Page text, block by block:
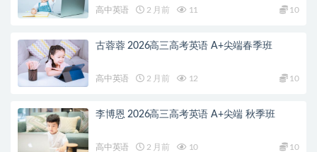
高中英语 2 月前 11 10
古蓉蓉 2026高三高考英语 A+尖端春季班
高中英语 2 月前 12 10
李博恩 2026高三高考英语 A+尖端 秋季班
高中英语 2 月前 10 10